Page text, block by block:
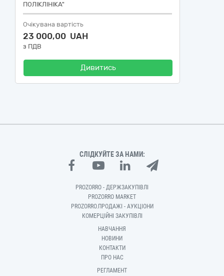
ПОЛІКЛІНІКА"
Очікувана вартість
23 000,00 UAH
з ПДВ
Дивитись
СЛІДКУЙТЕ ЗА НАМИ:
PROZORRO - ДЕРЖЗАКУПІВЛІ
PROZORRO MARKET
PROZORRO.ПРОДАЖІ - АУКЦІОНИ
КОМЕРЦІЙНІ ЗАКУПІВЛІ
НАВЧАННЯ
НОВИНИ
КОНТАКТИ
ПРО НАС
РЕГЛАМЕНТ